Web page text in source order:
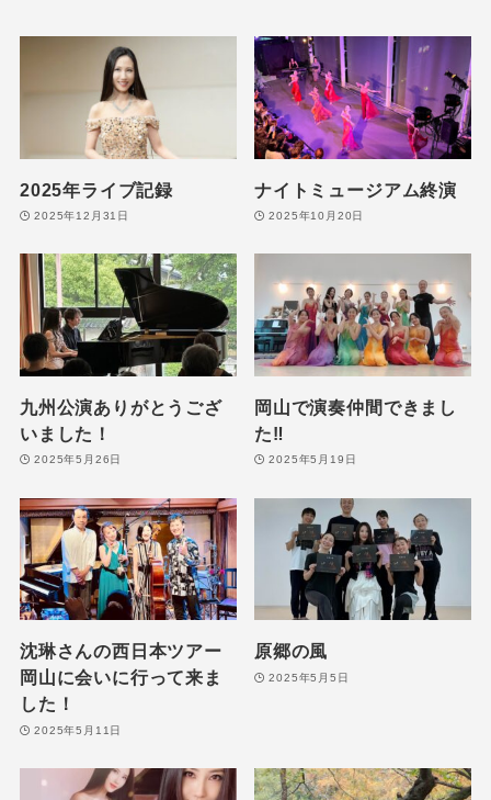
2025年ライブ記録
2025年12月31日
ナイトミュージアム終演
2025年10月20日
九州公演ありがとうござ
いました！
2025年5月26日
岡山で演奏仲間できまし
た‼️
2025年5月19日
沈琳さんの西日本ツアー
岡山に会いに行って来ま
した！
2025年5月11日
原郷の風
2025年5月5日